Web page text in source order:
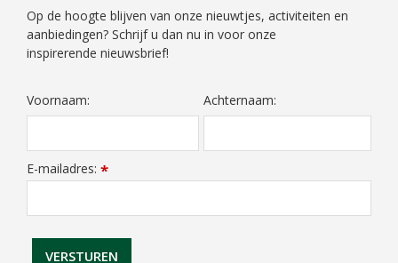
Op de hoogte blijven van onze nieuwtjes, activiteiten en
aanbiedingen? Schrijf u dan nu in voor onze
inspirerende nieuwsbrief!
Voornaam: Achternaam:
E-mailadres: *